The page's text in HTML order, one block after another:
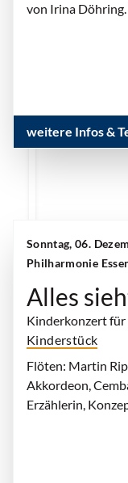
von Irina Döhring.
weitere Infos &
Sonntag, 06.
Philharmonie
Alles
Kinderkonzert für
Kinderstück
Flöten: Martin
Akkordeon,
Erzählerin,